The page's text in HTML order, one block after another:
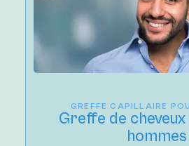
GREFFE CAPILLAIRE
Greffe de
hommes